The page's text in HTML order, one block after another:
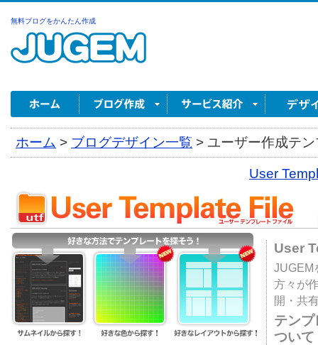
無料ブログをかんたん作成
ホーム > ブログデザイン一覧 > ユーザー作成テ
User
User
JUGEM
方々が
開・共
テン
ついて